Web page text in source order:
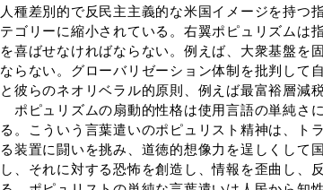
人種差別的で反民主主義的な米国イメージを持つ
テゴリーに縮小されている。右翼ポピュリズムは
を喜ばせなければならない。例えば、大衆基盤を
ならない。グローバリゼーション体制を批判して
と彼らのネオリベラル的原則、例えば最富裕層減
ポピュリズムの扇動的性格は使用言語の単純さ
る。こういう言葉遣いのポピュリスト精神は、ト
る装置に闘いを挑み、道徳的想像力を逞しくして
し、それに対する恐怖を創造し、情報を歪曲し、